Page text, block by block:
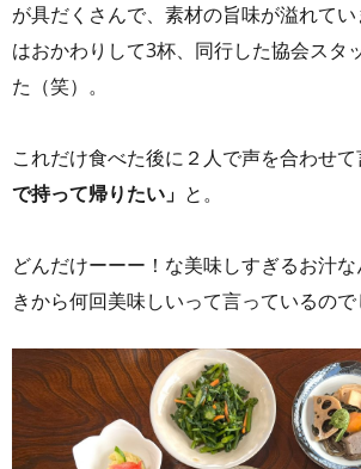
が具だくさんで、素材の旨味が溢れて
はおかわりして3杯、同行した協会スタ
た（笑）。
これだけ食べた後に２人で声を合わせて
で持って帰りたい」 と。
どんだけーーー！な美味しすぎるお汁
きから何回美味しいって言っているので